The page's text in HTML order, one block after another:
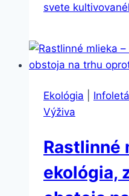
svete
Ekológia
Výživa
Rastlinné
ekológia,